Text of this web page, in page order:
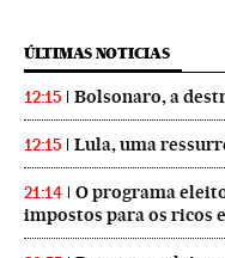
ÚLTIMAS NOTICIAS
12:15 Bolsonaro, a
12:15 Lula, uma
21:14
O programa
impostos para os ricos